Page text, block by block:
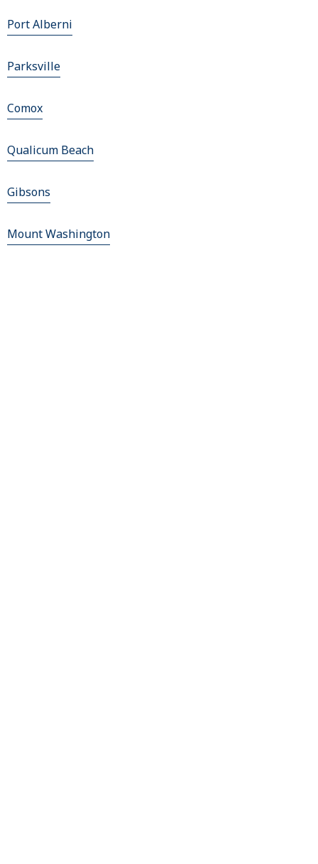
Port Alberni
Parksville
Comox
Qualicum Beach
Gibsons
Mount Washington